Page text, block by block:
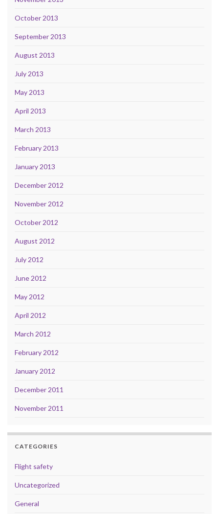
October 2013
September 2013
August 2013
July 2013
May 2013
April 2013
March 2013
February 2013
January 2013
December 2012
November 2012
October 2012
August 2012
July 2012
June 2012
May 2012
April 2012
March 2012
February 2012
January 2012
December 2011
November 2011
CATEGORIES
Flight safety
Uncategorized
General